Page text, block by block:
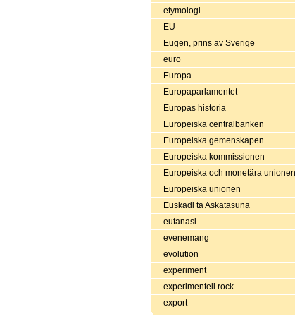
etymologi
EU
Eugen, prins av Sverige
euro
Europa
Europaparlamentet
Europas historia
Europeiska centralbanken
Europeiska gemenskapen
Europeiska kommissionen
Europeiska och monetära unionen
Europeiska unionen
Euskadi ta Askatasuna
eutanasi
evenemang
evolution
experiment
experimentell rock
export